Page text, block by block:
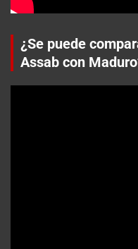
¿Se puede
Assab con